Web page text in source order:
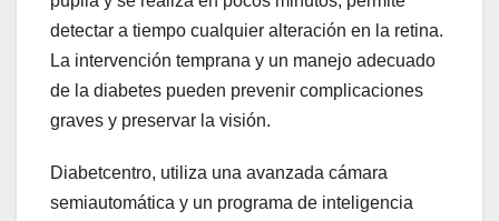
detectar a tiempo cualquier alteración en la retina.
La intervención temprana y un manejo adecuado
de la diabetes pueden prevenir complicaciones
graves y preservar la visión.
Diabetcentro, utiliza una avanzada cámara
semiautomática y un programa de inteligencia